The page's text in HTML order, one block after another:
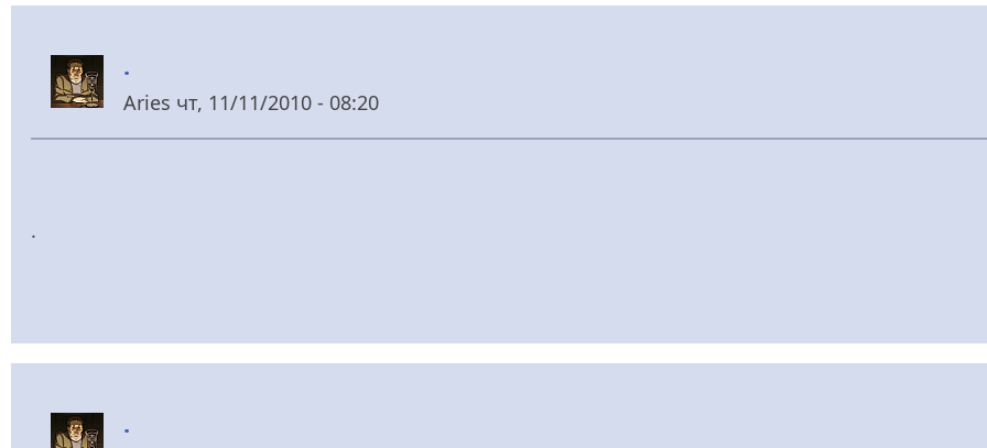
.
Aries чт, 11/11/2010 - 08:20
.
.